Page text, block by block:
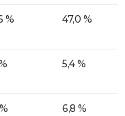
% 47,0 %
5,4 %
6,8 %